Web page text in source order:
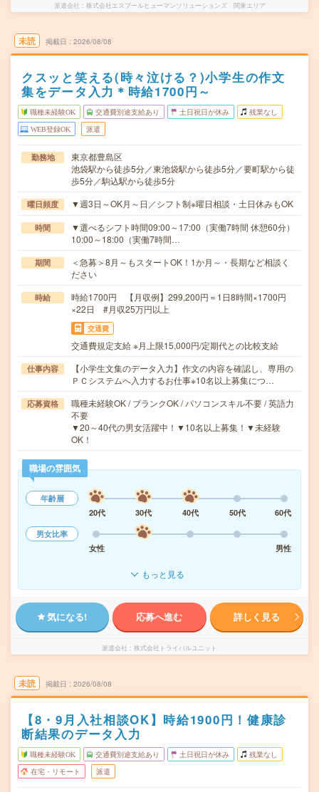
派遣会社 株式会社エスプールヒューマンソリューションズ 関東エリア
未読 掲載日 2026/08/08
クスッと笑える(時々泣ける？)小学生の作文
集をデータ入力＊時給1700円～
職種未経験OK 交通費別途支給あり 土日祝日が休み 残業なし
WEB登録OK 派遣
勤務地
東京都豊島区
池袋駅から徒歩5分／東池袋駅から徒歩5分／要町駅から徒
歩5分／駒込駅から徒歩5分
曜日頻度 ▼週3日～OK月～日／シフト制※曜日相談・土日休みもOK
時間
▼選べるシフト時間09:00～17:00（実働7時間 休憩60分）
10:00～18:00（実働7時間…
期間
＜急募＞8月～もスタートOK！1か月～・長期など相談く
ださい
時給
時給1700円 【月収例】299,200円＝1日8時間×1700円
×22日 #月収25万円以上
交通費
交通費規定支給 ※月上限15,000円/定期代との比較支給
仕事内容
【小学生文集のデータ入力】作文の内容を確認し、専用の
ＰＣシステムへ入力するお仕事※10名以上募集につ…
応募資格
職種未経験OK / ブランクOK / パソコンスキル不要 / 英語力
不要
▼20～40代の男女活躍中！▼10名以上募集！▼未経験
OK！
職場の雰囲気
年齢層
20代
30代 40代 50代
60代
男女比率
女性
男性
もっと見る
気になる! 応募へ進む 詳しく見る
派遣会社 株式会社トライバルユニット
未読 掲載日 2026/08/08
【8・9月入社相談OK】時給1900円！健康診
断結果のデータ入力
職種未経験OK 交通費別途支給あり 土日祝日が休み 残業なし
在宅・リモート 派遣